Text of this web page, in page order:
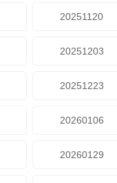
20251120
20251203
20251223
20260106
20260129